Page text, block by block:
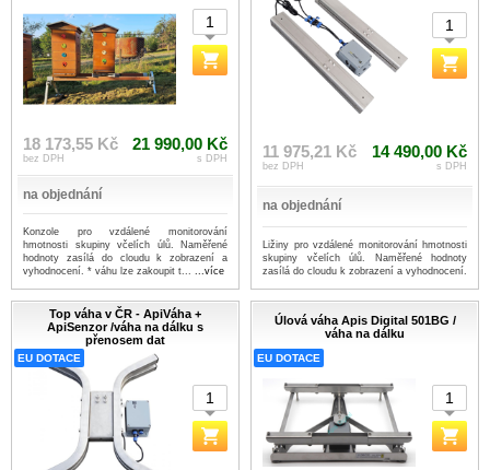
18 173,55 Kč
bez DPH
21 990,00 Kč
s DPH
na objednání
Konzole pro vzdálené monitorování
hmotnosti skupiny včelích úlů. Naměřené
hodnoty zasílá do cloudu k zobrazení a
vyhodnocení. * váhu lze zakoupit t... ...více
11 975,21 Kč
bez DPH
14 490,00 Kč
s DPH
na objednání
Ližiny pro vzdálené monitorování hmotnosti
skupiny včelích úlů. Naměřené hodnoty
zasílá do cloudu k zobrazení a vyhodnocení.
Top váha v ČR - ApiVáha +
ApiSenzor /váha na dálku s
přenosem dat
EU DOTACE
Úlová váha Apis Digital 501BG /
váha na dálku
EU DOTACE